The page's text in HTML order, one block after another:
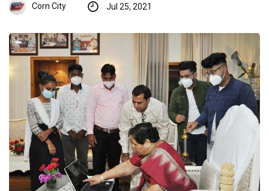
Corn City Jul 25, 2021